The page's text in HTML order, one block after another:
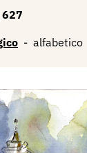
627
- alfabetico